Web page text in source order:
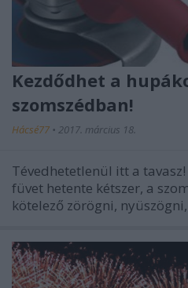
Kezdődhet a
szomszédban!
Hácsé77 • 2017. március 18.
Tévedhetetlenül itt a
füvet hetente kétszer, a
kötelező zörögni,